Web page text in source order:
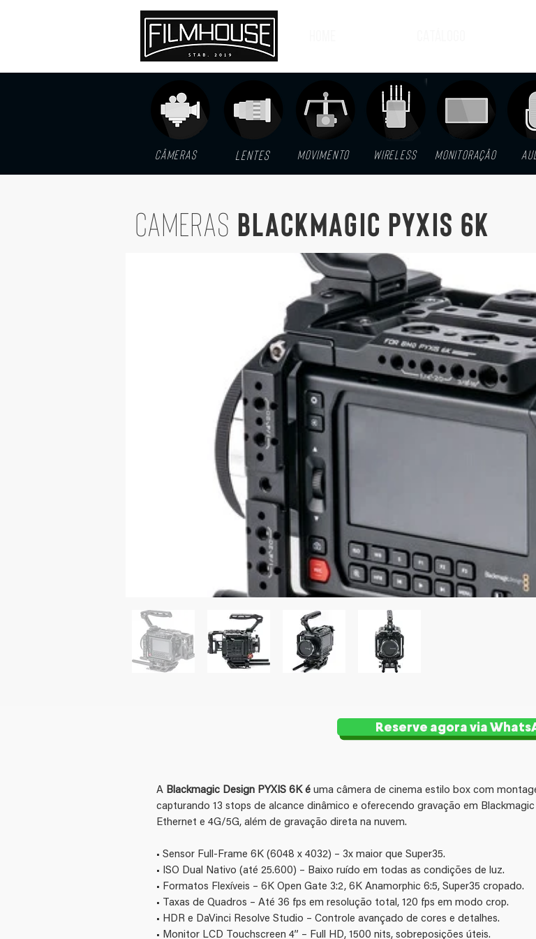
Câmeras LENTES MOVIMENTO WIRELESS MONITORAçÂO
CAMERAS BLACKMAGIC PYXIS 6K
Reserve agora via
A Blackmagic Design PYXIS 6K é uma câmera de cinema estilo box com
capturando 13 stops de alcance dinâmico e oferecendo gravação em
Ethernet e 4G/5G, além de gravação direta na nuvem.
• Sensor Full-Frame 6K (6048 x 4032) – 3x maior que Super35.
• ISO Dual Nativo (até 25.600) – Baixo ruído em todas as condições de luz.
• Formatos Flexíveis – 6K Open Gate 3:2, 6K Anamorphic 6:5, Super35 cropado.
• Taxas de Quadros – Até 36 fps em resolução total, 120 fps em modo crop.
• HDR e DaVinci Resolve Studio – Controle avançado de cores e detalhes.
• Monitor LCD Touchscreen 4” – Full HD, 1500 nits, sobreposições úteis.